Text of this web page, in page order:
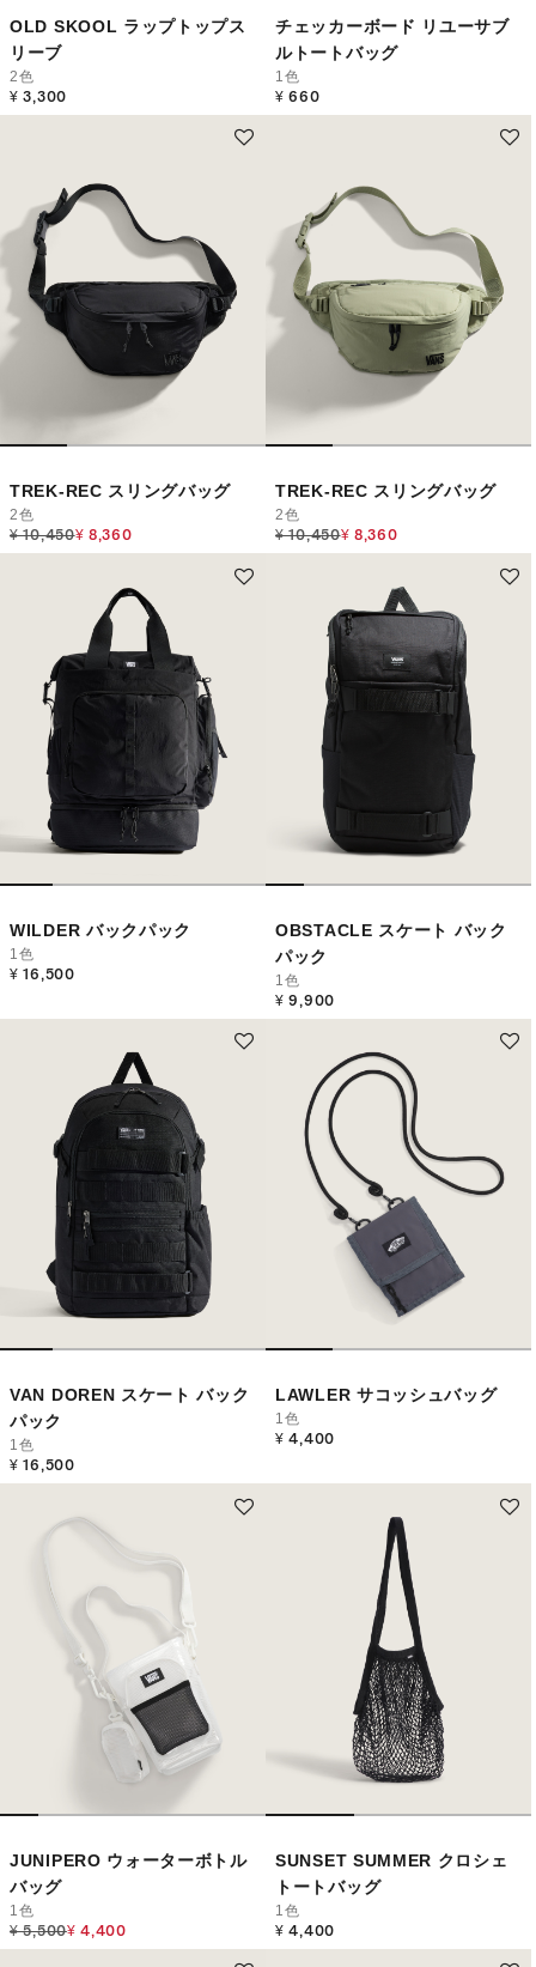
OLD SKOOL ラップトップス
リーブ
2色
¥ 3,300
チェッカーボード リユーサブ
ルトートバッグ
1色
¥ 660
TREK-REC スリングバッグ
2色
Price reduced from
¥ 10,450to
¥ 8,360
TREK-REC スリングバッグ
2色
Price reduced from
¥ 10,450to
¥ 8,360
WILDER バックパック
1色
¥ 16,500
OBSTACLE スケート バック
パック
1色
¥ 9,900
VAN DOREN スケート バック
パック
1色
¥ 16,500
LAWLER サコッシュバッグ
1色
¥ 4,400
JUNIPERO ウォーターボトル
バッグ
1色
Price reduced from
¥ 5,500to
¥ 4,400
SUNSET SUMMER クロシェ
トートバッグ
1色
¥ 4,400